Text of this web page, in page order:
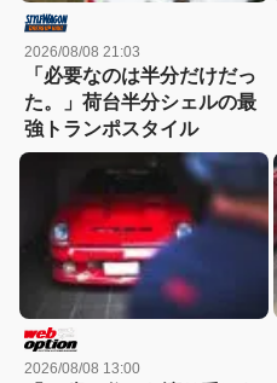
2026/08/08 21:03
「必要なのは半分だけだっ
た。」荷台半分シェルの最
強トランポスタイル
2026/08/08 13:00